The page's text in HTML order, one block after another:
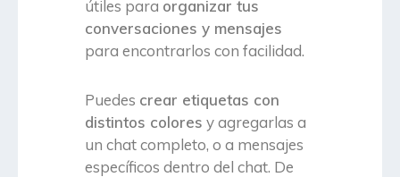
útiles para organizar tus
conversaciones y mensajes
para encontrarlos con facilidad.
Puedes crear etiquetas con
distintos colores y agregarlas a
un chat completo, o a mensajes
específicos dentro del chat. De